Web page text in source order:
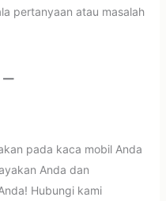
pertanyaan atau masalah
pada kaca mobil Anda
Anda dan
Hubungi kami